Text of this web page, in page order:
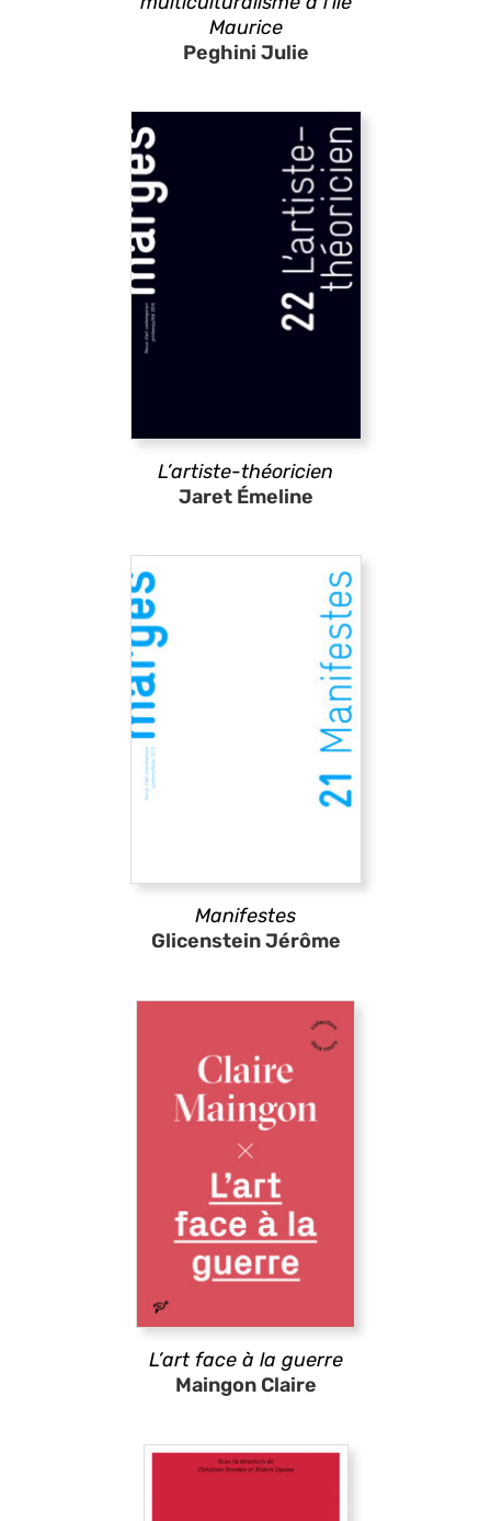
Maurice
Peghini Julie
L’artiste-théoricien
Jaret Émeline
Manifestes
Glicenstein Jérôme
L’art face à la guerre
Maingon Claire